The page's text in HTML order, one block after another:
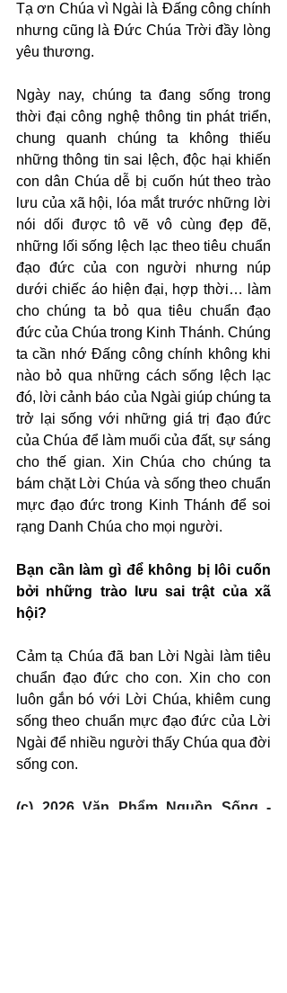
Tạ ơn Chúa vì Ngài là Đấng công chính
nhưng cũng là Đức Chúa Trời đầy lòng
yêu thương.
Ngày nay, chúng ta đang sống trong
thời đại công nghệ thông tin phát triển,
chung quanh chúng ta không thiếu
những thông tin sai lệch, độc hại khiến
con dân Chúa dễ bị cuốn hút theo trào
lưu của xã hội, lóa mắt trước những lời
nói dối được tô vẽ vô cùng đẹp đẽ,
những lối sống lệch lạc theo tiêu chuẩn
đạo đức của con người nhưng núp
dưới chiếc áo hiện đại, hợp thời… làm
cho chúng ta bỏ qua tiêu chuẩn đạo
đức của Chúa trong Kinh Thánh. Chúng
ta cần nhớ Đấng công chính không khi
nào bỏ qua những cách sống lệch lạc
đó, lời cảnh báo của Ngài giúp chúng ta
trở lại sống với những giá trị đạo đức
của Chúa để làm muối của đất, sự sáng
cho thế gian. Xin Chúa cho chúng ta
bám chặt Lời Chúa và sống theo chuẩn
mực đạo đức trong Kinh Thánh để soi
rạng Danh Chúa cho mọi người.
Bạn cần làm gì để không bị lôi cuốn
bởi những trào lưu sai trật của xã
hội?
Cảm tạ Chúa đã ban Lời Ngài làm tiêu
chuẩn đạo đức cho con. Xin cho con
luôn gắn bó với Lời Chúa, khiêm cung
sống theo chuẩn mực đạo đức của Lời
Ngài để nhiều người thấy Chúa qua đời
sống con.
(c) 2026 Văn Phẩm Nguồn Sống -